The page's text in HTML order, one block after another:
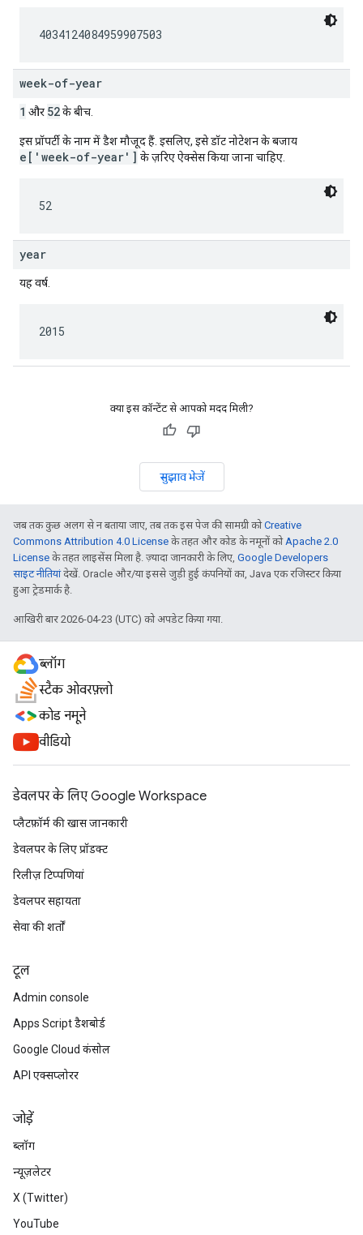
4034124084959907503
week-of-year
1 और 52के बीच.
इस प्रॉपर्टी के नाम में डैश मौजूद हैं. इसलिए, इसे डॉट नोटेशन के बजाय
e['week-of-year'] के ज़रिए ऐक्सेस किया जाना चाहिए.
52
year
यह वर्ष.
2015
क्या इस कॉन्टेंट से आपको मदद मिली?
सुझाव भेजें
जब तक कुछ अलग से न बताया जाए, तब तक इस पेज की सामग्री कोCreative
Commons Attribution 4.0 License के तहत और कोड के नमूनों कोApache 2.0
License के तहत लाइसेंस मिला है. ज़्यादा जानकारी के लिए, Google Developers
साइट नीतियांदेखें. Oracle और/या इससे जुड़ी हुई कंपनियों का, Java एक रजिस्टर किया
हुआ ट्रेडमार्क है.
आखिरी बार 2026-04-23 (UTC) को अपडेट किया गया.
ब्लॉग
स्टैक ओवरफ़्लो
कोड नमूने
वीडियो
डेवलपर के लिए Google Workspace
प्लैटफ़ॉर्म की खास जानकारी
डेवलपर के लिए प्रॉडक्ट
रिलीज़ टिप्पणियां
डेवलपर सहायता
सेवा की शर्तों
टूल
Admin console
Apps Script डैशबोर्ड
Google Cloud कंसोल
API एक्सप्लोरर
जोड़ें
ब्लॉग
न्यूज़लेटर
X (Twitter)
YouTube